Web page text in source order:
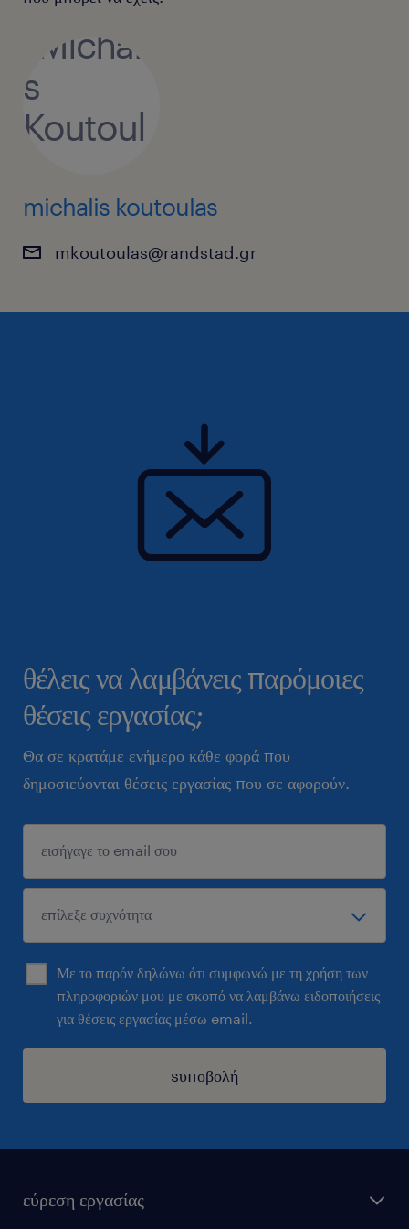
michalis koutoulas
mkoutoulas@randstad.gr
θέλεις να λαμβάνεις παρόμοιες
θέσεις εργασίας;
Θα σε κρατάμε ενήμερο κάθε φορά που
δημοσιεύονται θέσεις εργασίας που σε αφορούν.
Με το παρόν δηλώνω ότι συμφωνώ με τη χρήση των
πληροφοριών μου με σκοπό να λαμβάνω ειδοποιήσεις
για θέσεις εργασίας μέσω email.
sυποβολή
εύρεση εργασίας